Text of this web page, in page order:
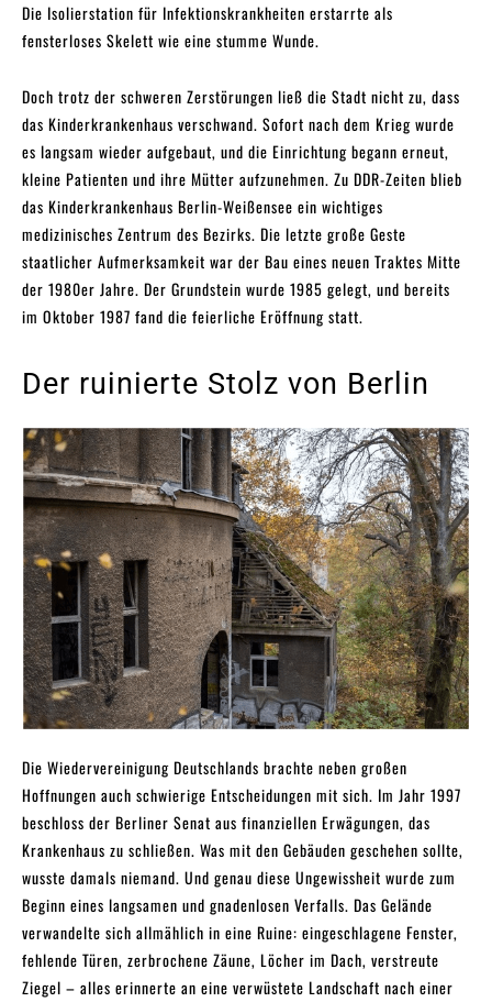
Die Isolierstation für Infektionskrankheiten erstarrte als
fensterloses Skelett wie eine stumme Wunde.
Doch trotz der schweren Zerstörungen ließ die Stadt nicht zu, dass
das Kinderkrankenhaus verschwand. Sofort nach dem Krieg wurde
es langsam wieder aufgebaut, und die Einrichtung begann erneut,
kleine Patienten und ihre Mütter aufzunehmen. Zu DDR-Zeiten blieb
das Kinderkrankenhaus Berlin-Weißensee ein wichtiges
medizinisches Zentrum des Bezirks. Die letzte große Geste
staatlicher Aufmerksamkeit war der Bau eines neuen Traktes Mitte
der 1980er Jahre. Der Grundstein wurde 1985 gelegt, und bereits
im Oktober 1987 fand die feierliche Eröffnung statt.
Der ruinierte Stolz von Berlin
Die Wiedervereinigung Deutschlands brachte neben großen
Hoffnungen auch schwierige Entscheidungen mit sich. Im Jahr 1997
beschloss der Berliner Senat aus finanziellen Erwägungen, das
Krankenhaus zu schließen. Was mit den Gebäuden geschehen sollte,
wusste damals niemand. Und genau diese Ungewissheit wurde zum
Beginn eines langsamen und gnadenlosen Verfalls. Das Gelände
verwandelte sich allmählich in eine Ruine: eingeschlagene Fenster,
fehlende Türen, zerbrochene Zäune, Löcher im Dach, verstreute
Ziegel – alles erinnerte an eine verwüstete Landschaft nach einer